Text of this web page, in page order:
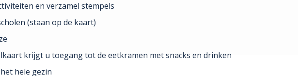
en verzamel stempels
(staan op de kaart)
krijgt u toegang tot de eetkramen met snacks en drinken
hele gezin